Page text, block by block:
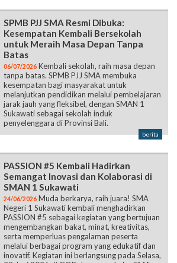
SPMB PJJ SMA Resmi Dibuka:
Kesempatan Kembali Bersekolah
untuk Meraih Masa Depan Tanpa
Batas
06/07/2026 Kembali sekolah, raih masa depan
tanpa batas. SPMB PJJ SMA membuka
kesempatan bagi masyarakat untuk
melanjutkan pendidikan melalui pembelajaran
jarak jauh yang fleksibel, dengan SMAN 1
Sukawati sebagai sekolah induk
penyelenggara di Provinsi Bali.
berita
PASSION #5 Kembali Hadirkan
Semangat Inovasi dan Kolaborasi di
SMAN 1 Sukawati
24/06/2026 Muda berkarya, raih juara! SMA
Negeri 1 Sukawati kembali menghadirkan
PASSION #5 sebagai kegiatan yang bertujuan
mengembangkan bakat, minat, kreativitas,
serta memperluas pengalaman peserta
melalui berbagai program yang edukatif dan
inovatif. Kegiatan ini berlangsung pada Selasa,